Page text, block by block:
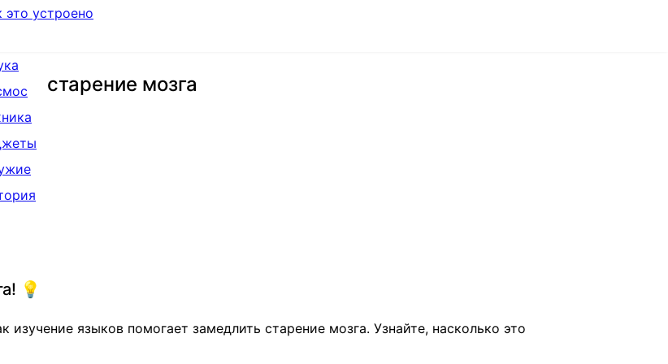
это устроено
старение мозга
💡
языков помогает замедлить старение мозга. Узнайте, насколько это